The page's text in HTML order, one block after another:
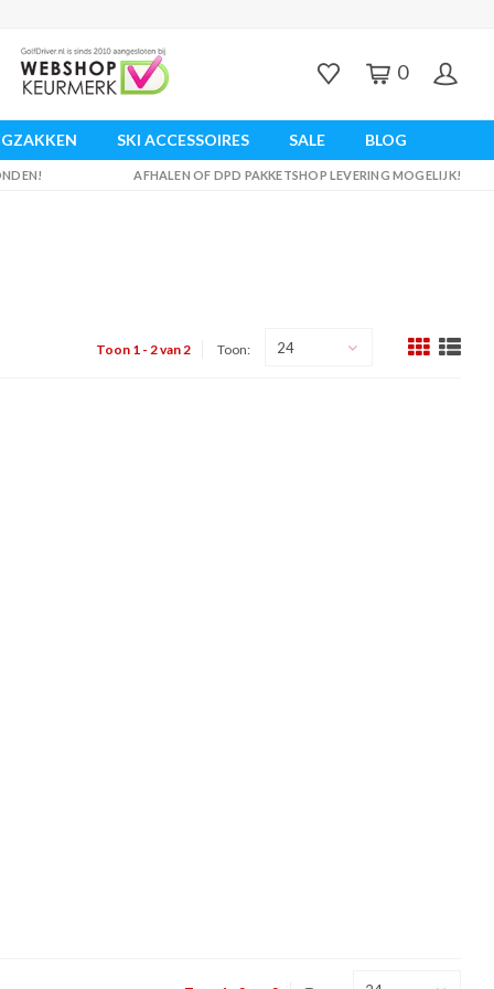
0
SKI ACCESSOIRES SALE BLOG
AFHALEN OF DPD PAKKETSHOP LEVERING MOGELIJK!
Toon 1 - 2 van 2 Toon: 24